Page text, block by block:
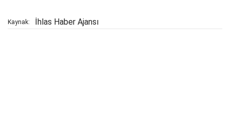
Kaynak: İhlas Haber Ajansı